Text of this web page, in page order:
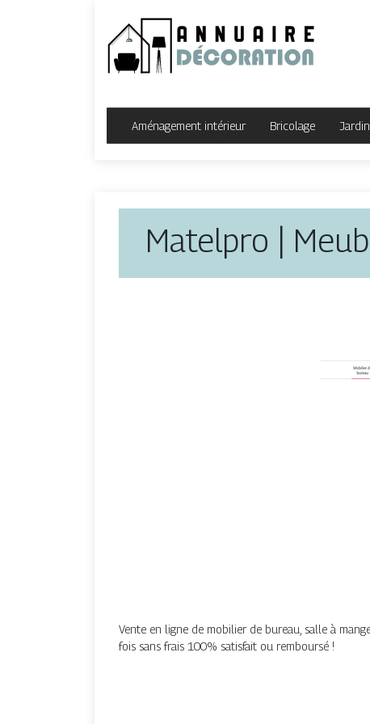
Aménagement intérieur Bricolage
Matelpro |
Vente en ligne de mobilier de bureau, salle à
fois sans frais ️100% satisfait ou remboursé !